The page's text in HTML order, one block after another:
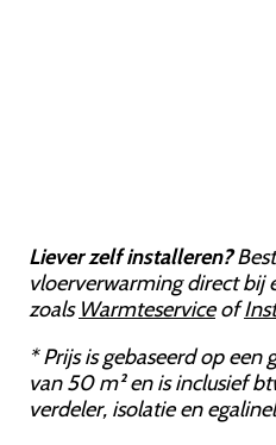
Liever zelf installeren?
vloerverwarming direct bij
zoals Warmteserviceof
* Prijs is gebaseerd op
van 50 m² en is inclusief
verdeler, isolatie en